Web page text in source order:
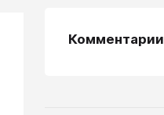
Комментарии